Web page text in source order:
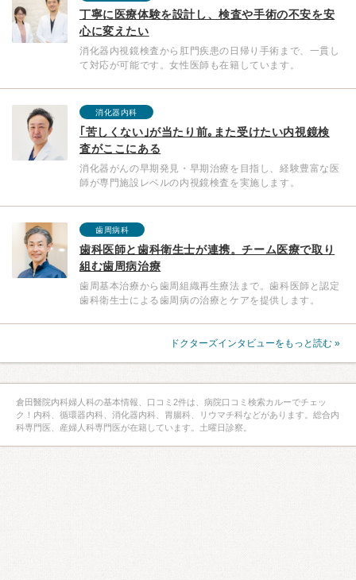
丁寧に医療体験を設計し、検査や手術の不安を安
心に変えたい
消化器内視鏡検査から肛門疾患の日帰り手術まで、一貫し
て対応が可能です。女性医師も在籍しています。
消化器内科
｢苦しくない｣が当たり前｡また受けたい内視鏡検
査がここにある
消化器がんの早期発見・早期治療を目指し、経験豊富な医
師が専門施設レベルの内視鏡検査を実施します。
歯周病科
歯科医師と歯科衛生士が連携。チーム医療で取り
組む歯周病治療
歯周基本治療から歯周組織再生療法まで。歯科医師と認定
歯科衛生士による歯周病の治療とケアを提供します。
ドクターズインタビューをもっと読む »
倉田醫院内科婦人科の基本情報、口コミ2件は、病院口コミ検索カルーでチェッ
ク！内科、循環器内科、消化器内科、胃腸科、リウマチ科などがあります。総合内
科専門医、産婦人科専門医が在籍しています。土曜日診察。